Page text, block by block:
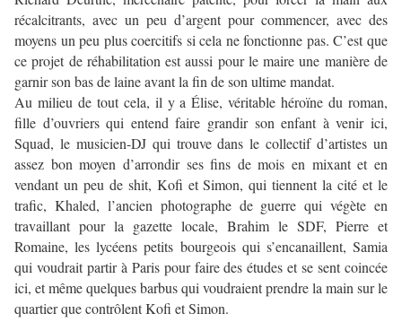
récalcitrants, avec un peu d’argent pour commencer, avec des
moyens un peu plus coercitifs si cela ne fonctionne pas. C’est que
ce projet de réhabilitation est aussi pour le maire une manière de
garnir son bas de laine avant la fin de son ultime mandat.
Au milieu de tout cela, il y a Élise, véritable héroïne du roman,
fille d’ouvriers qui entend faire grandir son enfant à venir ici,
Squad, le musicien-DJ qui trouve dans le collectif d’artistes un
assez bon moyen d’arrondir ses fins de mois en mixant et en
vendant un peu de shit, Kofi et Simon, qui tiennent la cité et le
trafic, Khaled, l’ancien photographe de guerre qui végète en
travaillant pour la gazette locale, Brahim le SDF, Pierre et
Romaine, les lycéens petits bourgeois qui s’encanaillent, Samia
qui voudrait partir à Paris pour faire des études et se sent coincée
ici, et même quelques barbus qui voudraient prendre la main sur le
quartier que contrôlent Kofi et Simon.